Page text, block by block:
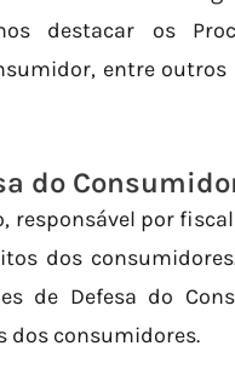
destacar os
entre
do
responsável por
dos
de Defesa do
dos consumidores.